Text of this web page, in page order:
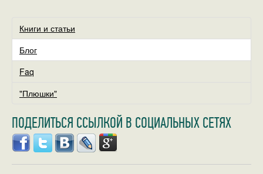
Книги и статьи
Блог
Faq
"Плюшки"
ПОДЕЛИТЬСЯ ССЫЛКОЙ В СОЦИАЛЬНЫХ СЕТЯХ